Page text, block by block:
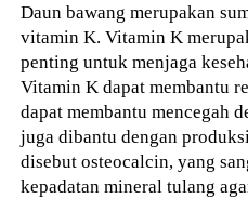
Daun bawang merupakan
vitamin K. Vitamin K
penting untuk menjaga
Vitamin K dapat membantu
dapat membantu mencegah
juga dibantu dengan
disebut osteocalcin, yang
kepadatan mineral tulang